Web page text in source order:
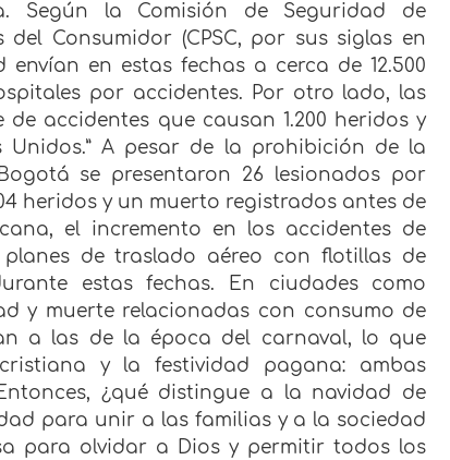
Según la Comisión de Seguridad de
del Consumidor (CPSC, por sus siglas en
en estas fechas a cerca de 12.500
por accidentes. Por otro lado, las
accidentes que causan 1.200 heridos y
A pesar de la prohibición de la
se presentaron 26 lesionados por
heridos y un muerto registrados antes de
el incremento en los accidentes de
de traslado aéreo con flotillas de
estas fechas. En ciudades como
y muerte relacionadas con consumo de
a las de la época del carnaval, lo que
y la festividad pagana: ambas
¿qué distingue a la navidad de
para unir a las familias y a la sociedad
para olvidar a Dios y permitir todos los